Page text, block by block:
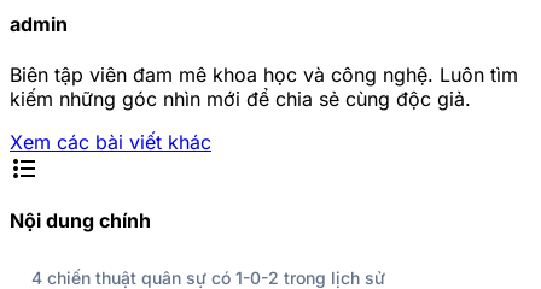
admin
Biên tập viên đam mê khoa học và công nghệ. Luôn tìm
kiếm những góc nhìn mới để chia sẻ cùng độc giả.
Xem các bài viết khác
format_list_bulleted
Nội dung chính
4 chiến thuật quân sự có 1-0-2 trong lịch sử